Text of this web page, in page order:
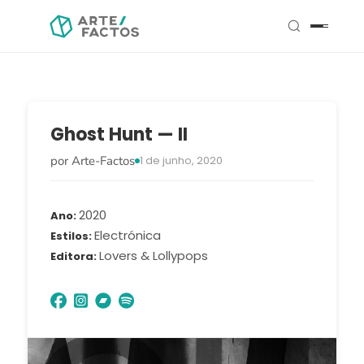
Ghost Hunt — II
por Arte-Factos 1 de junho, 2020
Ano 2020
Estilos Electrónica
Editora Lovers & Lollypops